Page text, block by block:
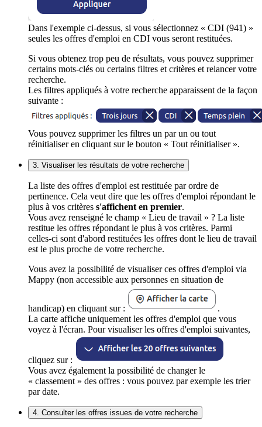
Dans l'exemple ci-dessus, si vous sélectionnez « CDI (941) »
seules les offres d'emploi en CDI vous seront restituées.
Si vous obtenez trop peu de résultats, vous pouvez supprimer
certains mots-clés ou certains filtres et critères et relancer votre
recherche.
Les filtres appliqués à votre recherche apparaissent de la façon
suivante :
Vous pouvez supprimer les filtres un par un ou tout
réinitialiser en cliquant sur le bouton « Tout réinitialiser ».
3. Visualiser les résultats de votre recherche
La liste des offres d'emploi est restituée par ordre de
pertinence. Cela veut dire que les offres d'emploi répondant le
plus à vos critères s'affichent en premier.
Vous avez renseigné le champ « Lieu de travail » ? La liste
restitue les offres répondant le plus à vos critères. Parmi
celles-ci sont d'abord restituées les offres dont le lieu de travail
est le plus proche de votre recherche.
Vous avez la possibilité de visualiser ces offres d'emploi via
Mappy (non accessible aux personnes en situation de
handicap) en cliquant sur :
.
La carte affiche uniquement les offres d'emploi que vous
voyez à l'écran. Pour visualiser les offres d'emploi suivantes,
cliquez sur :
Vous avez également la possibilité de changer le
« classement » des offres : vous pouvez par exemple les trier
par date.
4. Consulter les offres issues de votre recherche